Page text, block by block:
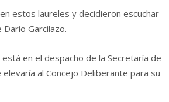
estos laureles y decidieron escuchar
Garcilazo.
en el despacho de la Secretaría de
al Concejo Deliberante para su